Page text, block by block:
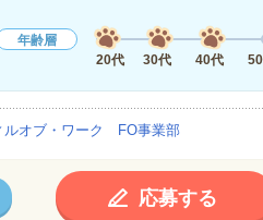
年齢層
20代
30代 40代
ルオブ・ワーク FO事業部
応募する